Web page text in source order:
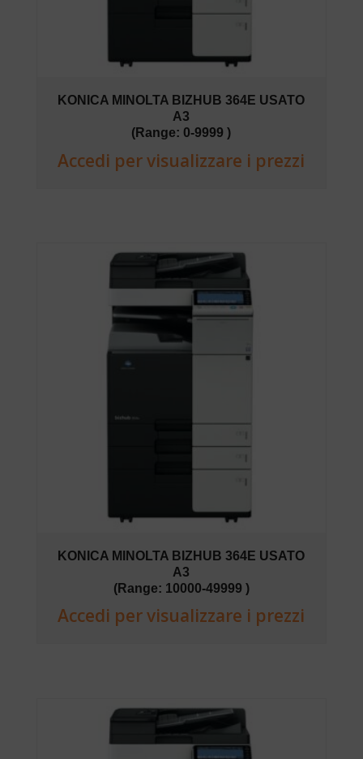
KONICA MINOLTA BIZHUB 364E USATO
A3
(Range: 0-9999 )
Accedi per visualizzare i prezzi
KONICA MINOLTA BIZHUB 364E USATO
A3
(Range: 10000-49999 )
Accedi per visualizzare i prezzi